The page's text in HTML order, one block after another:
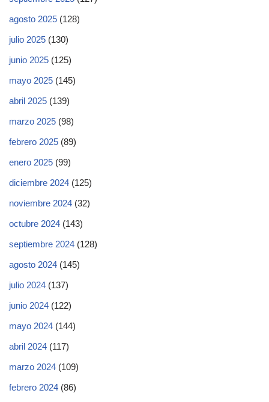
agosto 2025 (128)
julio 2025 (130)
junio 2025 (125)
mayo 2025 (145)
abril 2025 (139)
marzo 2025 (98)
febrero 2025 (89)
enero 2025 (99)
diciembre 2024 (125)
noviembre 2024 (32)
octubre 2024 (143)
septiembre 2024 (128)
agosto 2024 (145)
julio 2024 (137)
junio 2024 (122)
mayo 2024 (144)
abril 2024 (117)
marzo 2024 (109)
febrero 2024 (86)